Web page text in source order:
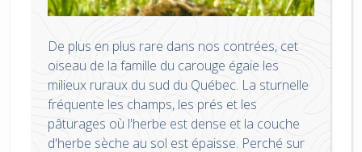
De plus en plus rare dans nos contrées, cet
oiseau de la famille du carouge égaie les
milieux ruraux du sud du Québec. La sturnelle
fréquente les champs, les prés et les
pâturages où l'herbe est dense et la couche
d'herbe sèche au sol est épaisse. Perché sur